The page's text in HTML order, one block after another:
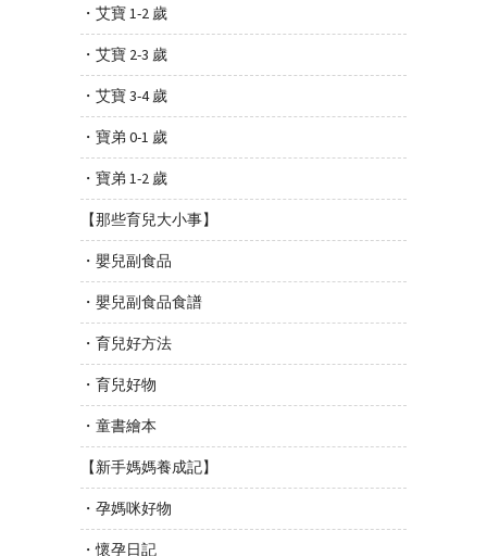
・艾寶 1-2 歲
・艾寶 2-3 歲
・艾寶 3-4 歲
・寶弟 0-1 歲
・寶弟 1-2 歲
【那些育兒大小事】
・嬰兒副食品
・嬰兒副食品食譜
・育兒好方法
・育兒好物
・童書繪本
【新手媽媽養成記】
・孕媽咪好物
・懷孕日記